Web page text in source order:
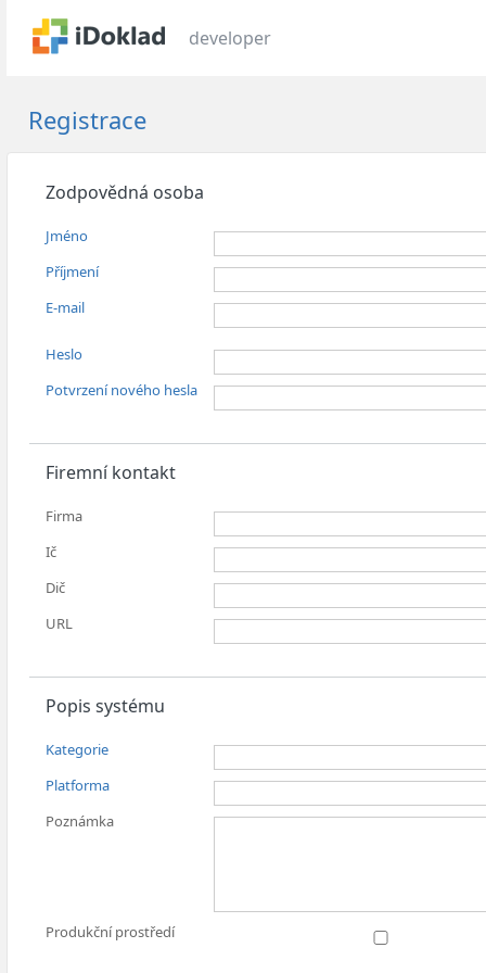
developer
Registrace
Zodpovědná osoba
Jméno
Příjmení
E-mail
Heslo
Potvrzení nového hesla
Firemní kontakt
Firma
Ič
Dič
URL
Popis systému
Kategorie
Platforma
Poznámka
Produkční prostředí